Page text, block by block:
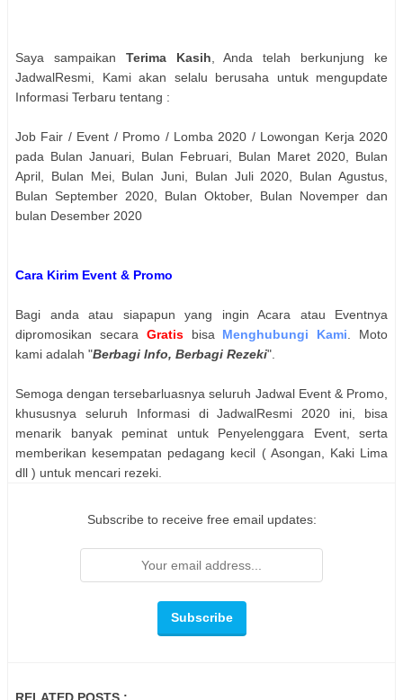
Saya sampaikan Terima Kasih , Anda telah berkunjung ke
JadwalResmi, Kami akan selalu berusaha untuk mengupdate
Informasi Terbaru tentang :
Job Fair / Event / Promo / Lomba 2020 / Lowongan Kerja 2020
pada Bulan Januari, Bulan Februari, Bulan Maret 2020, Bulan
April, Bulan Mei, Bulan Juni, Bulan Juli 2020, Bulan Agustus,
Bulan September 2020, Bulan Oktober, Bulan Novemper dan
bulan Desember 2020
Cara Kirim Event & Promo
Bagi anda atau siapapun yang ingin Acara atau Eventnya
dipromosikan secara Gratisbisa Menghubungi Kami . Moto
kami adalah "Berbagi Info, Berbagi Rezeki".
Semoga dengan tersebarluasnya seluruh Jadwal Event & Promo,
khususnya seluruh Informasi di JadwalResmi 2020 ini, bisa
menarik banyak peminat untuk Penyelenggara Event, serta
memberikan kesempatan pedagang kecil ( Asongan, Kaki Lima
dll ) untuk mencari rezeki.
Subscribe to receive free email updates:
RELATED POSTS :